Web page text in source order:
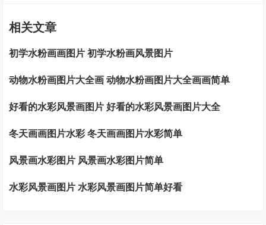
相关文章
初学水粉画画图片 初学水粉画风景图片
动物水粉画图片大全画 动物水粉画图片大全画画简单
好看的水彩风景画图片 好看的水彩风景画图片大全
冬天画画图片水彩 冬天画画图片水彩简单
风景画水彩图片 风景画水彩图片简单
水彩风景画图片 水彩风景画图片简单好看